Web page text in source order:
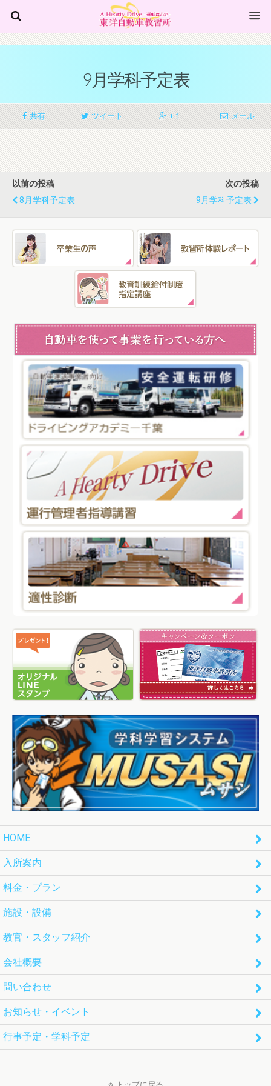
9月学科予定表
共有 ツイート + 1 メール
以前の投稿
8月学科予定表
次の投稿
9月学科予定表
HOME
入所案内
料金・プラン
施設・設備
教官・スタッフ紹介
会社概要
問い合わせ
お知らせ・イベント
行事予定・学科予定